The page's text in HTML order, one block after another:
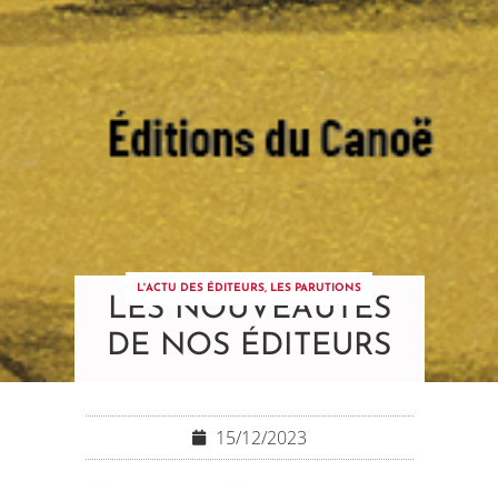
L'ACTU DES ÉDITEURS, LES PARUTIONS
LES NOUVEAUTÉS
DE NOS ÉDITEURS
15/12/2023